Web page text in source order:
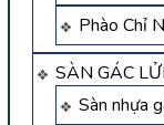
Phào Chỉ
SÀN GÁC
Sàn nhựa